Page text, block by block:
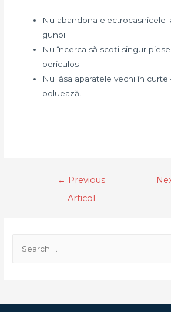
Nu abandona electrocasnicele
gunoi
Nu încerca să scoți singur
periculos
Nu lăsa aparatele vechi în
poluează.
← Previous
Articol